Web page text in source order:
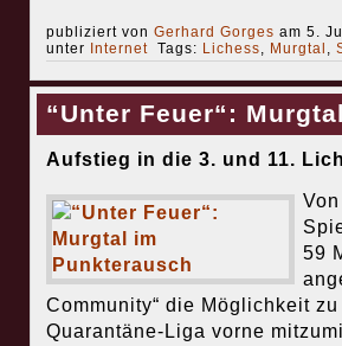
publiziert von Gerhard Gorges am 5.
unter
InternetTags: Lichess, Murgtal ,
“Unter Feuer“:
Aufstieg in die 3. und 11.
59
Community“ die Möglichkeit
Quarantäne-Liga vorne